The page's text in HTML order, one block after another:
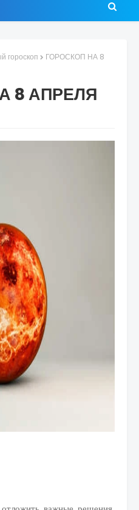
гороскоп
ГОРОСКОП НА 8
8 АПРЕЛЯ